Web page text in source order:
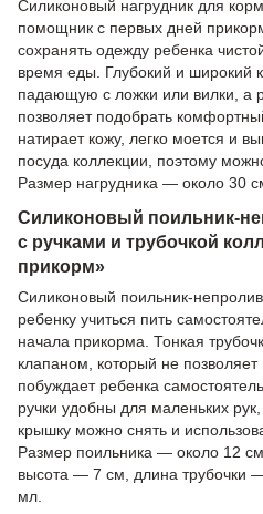
Силиконовый нагрудник для
помощник с первых дней
сохранять одежду ребенка
время еды. Глубокий и широкий
падающую с ложки или вилки, а
позволяет подобрать
натирает кожу, легко моется и
посуда коллекции, поэтому
Размер нагрудника — около 30
Силиконовый поильник-
с ручками и трубочкой
прикорм»
Силиконовый поильник-
ребенку учиться пить
начала прикорма. Тонкая
клапаном, который не позволяет
побуждает ребенка
ручки удобны для маленьких
крышку можно снять и
Размер поильника — около 12
высота — 7 см, длина трубочки
мл.